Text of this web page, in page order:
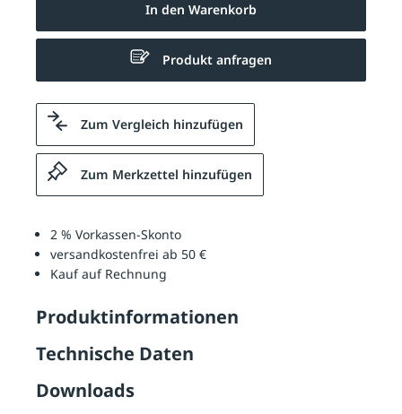
In den Warenkorb
Produkt anfragen
Zum Vergleich hinzufügen
Zum Merkzettel hinzufügen
2 % Vorkassen-Skonto
versandkostenfrei ab 50 €
Kauf auf Rechnung
Produktinformationen
Technische Daten
Downloads